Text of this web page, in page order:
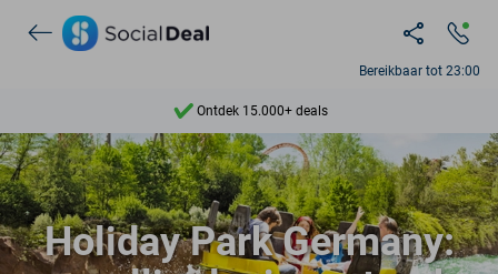
Bereikbaar tot 23:00
Ontdek 15.000+ deals
7 dagen per week beschikbaar
10+ miljoen leden
9,4
Holiday Park Germany: